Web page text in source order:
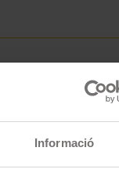
Informació